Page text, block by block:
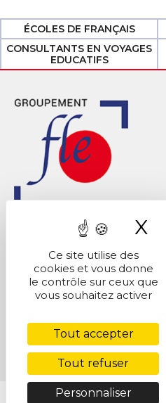
ÉCOLES DE FRANÇAIS
CONSULTANTS EN VOYAGES
EDUCATIFS
Créé en 2008, le
association qui regroupe
d’écoles destinées aux
désireux d’apprendre le
objectifs du Groupement
Facebook
LinkedIn
@ Copyright 2026 - Tous
Ce site utilise des
cookies et vous donne
le contrôle sur ceux que
vous souhaitez activer
Tout accepter
Tout refuser
Personnaliser
X